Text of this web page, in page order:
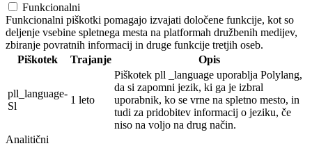
Funkcionalni
Funkcionalni piškotki pomagajo izvajati določene funkcije, kot so
deljenje vsebine spletnega mesta na platformah družbenih medijev,
zbiranje povratnih informacij in druge funkcije tretjih oseb.
Piškotek
Trajanje Opis
pll_language-
Sl
1 leto
Piškotek pll _language uporablja Polylang,
da si zapomni jezik, ki ga je izbral
uporabnik, ko se vrne na spletno mesto, in
tudi za pridobitev informacij o jeziku, če
niso na voljo na drug način.
Analitični